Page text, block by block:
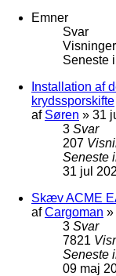
Emner
Svar
Visninger
Seneste
Installation af
krydssporskifte
af Søren » 31
3 Svar
207
Seneste
31 jul
Skæv ACME
afCargoman »
3 Svar
7821
Seneste
09 maj